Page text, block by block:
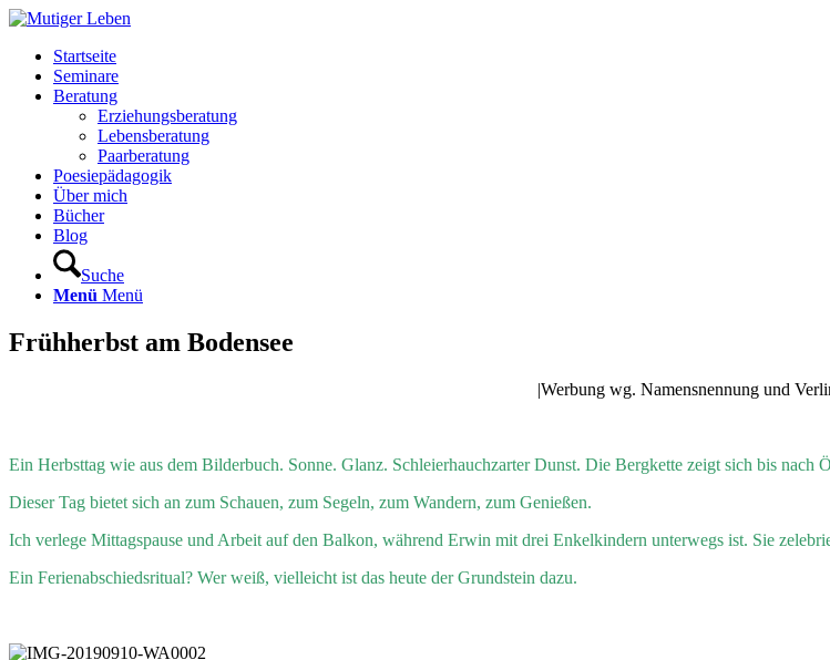
Startseite
Seminare
Beratung
Erziehungsberatung
Lebensberatung
Paarberatung
Poesiepädagogik
Über mich
Bücher
Blog
Suche
Menü Menü
Frühherbst am Bodensee
|Werbung wg. Namensnennung und
Ein Herbsttag wie aus dem Bilderbuch. Sonne. Glanz. Schleierhauchzarter Dunst. Die Bergkette zeigt sich bis nach
Dieser Tag bietet sich an zum Schauen, zum Segeln, zum Wandern, zum Genießen.
Ich verlege Mittagspause und Arbeit auf den Balkon, während Erwin mit drei Enkelkindern unterwegs ist. Sie
Ein Ferienabschiedsritual? Wer weiß, vielleicht ist das heute der Grundstein dazu.